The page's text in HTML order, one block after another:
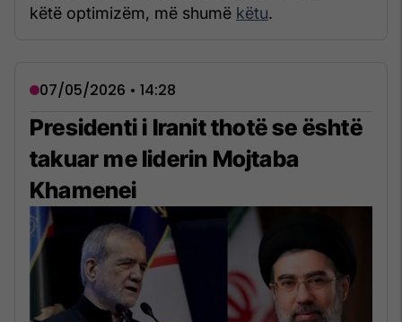
këtë optimizëm, më shumë këtu.
07/05/2026 • 14:28
Presidenti i Iranit thotë se është
takuar me liderin Mojtaba
Khamenei